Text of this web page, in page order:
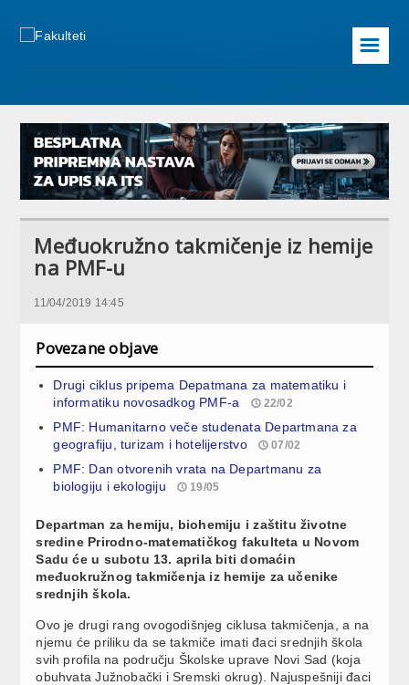
☰
Međuokružno takmičenje iz hemije
na PMF-u
11/04/2019 14:45
Povezane objave
Drugi ciklus pripema Depatmana za matematiku i
informatiku novosadkog PMF-a
22/02
PMF: Humanitarno veče studenata Departmana za
geografiju, turizam i hotelijerstvo
07/02
PMF: Dan otvorenih vrata na Departmanu za
biologiju i ekologiju
19/05
Departman za hemiju, biohemiju i zaštitu životne
sredine Prirodno-matematičkog fakulteta u Novom
Sadu će u subotu 13. aprila biti domaćin
međuokružnog takmičenja iz hemije za učenike
srednjih škola.
Ovo je drugi rang ovogodišnjeg ciklusa takmičenja, a na
njemu će priliku da se takmiče imati đaci srednjih škola
svih profila na području Školske uprave Novi Sad (koja
obuhvata Južnobački i Sremski okrug). Najuspešniji đaci